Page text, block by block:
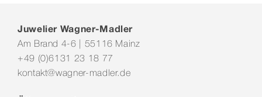
Wellendorff
Juwelier Wagner-Madler
Am Brand 4-6 | 55116 Mainz
+49 (0)6131 23 18 77
kontakt@wagner-madler.de